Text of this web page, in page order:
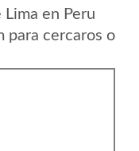
en Peru
para cercaros o